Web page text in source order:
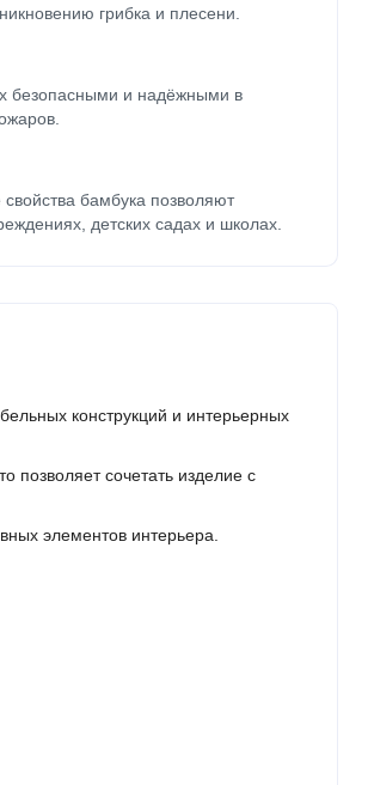
грибка и плесени.
безопасными и надёжными в
бамбука позволяют
детских садах и школах.
конструкций и интерьерных
позволяет сочетать изделие с
элементов интерьера.